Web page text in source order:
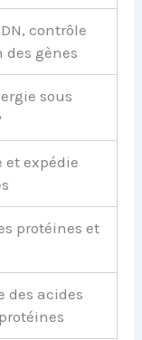
contrôle
des gènes
sous
et expédie
protéines et
des acides